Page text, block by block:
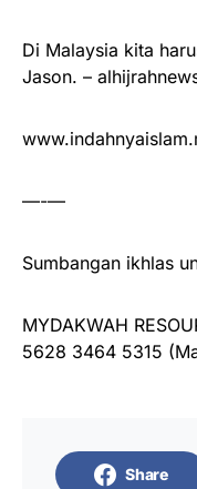
Di Malaysia kita
Jason. –
—-—
Sumbangan ikhlas
MYDAKWAH
5628 3464 5315
Share